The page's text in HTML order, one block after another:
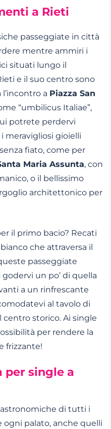
a Rieti
passeggiate in città
mentre ammiri i
situati lungo il
e il suo centro sono
a Piazza San
“umbilicus Italiae”,
potrete perdervi
meravigliosi gioielli
fiato, come per
Maria Assunta, con
o il bellissimo
architettonico per
il primo bacio? Recati
che attraversa il
passeggiate
un po’ di quella
a un rinfrescante
al tavolo di
storico. Ai single
per rendere la
frizzante!
single a
di tutti i
palato, anche quelli